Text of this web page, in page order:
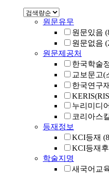
원문유무
원문있음
원문없음
원문제공처
한국학술
교보문고(
한국연구
누리미디
코리아스
등재정보
KCI등재
KCI등재
학술지명
새국어교